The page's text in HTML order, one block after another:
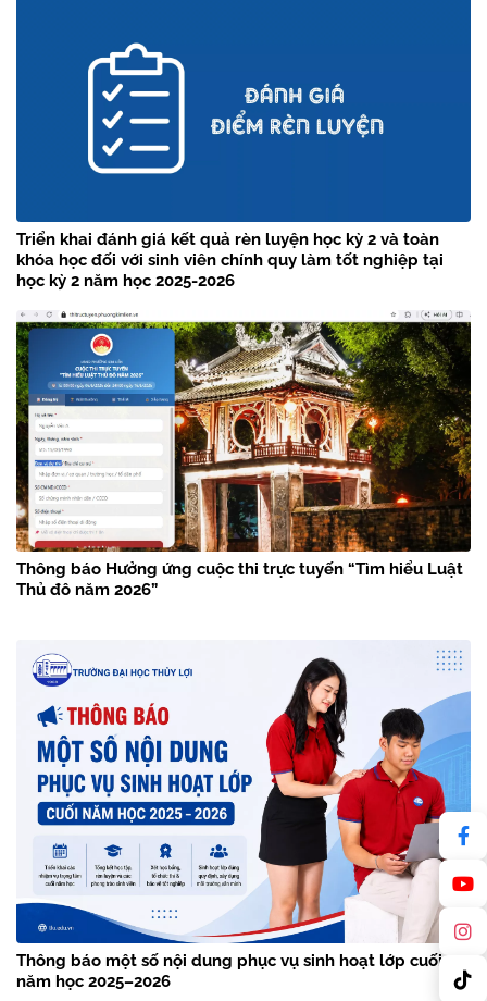
Triển khai đánh giá kết quả rèn luyện học kỳ 2 và toàn
khóa học đối với sinh viên chính quy làm tốt nghiệp tại
học kỳ 2 năm học 2025-2026
Thông báo Hưởng ứng cuộc thi trực tuyến “Tìm hiểu Luật
Thủ đô năm 2026”
Thông báo một số nội dung phục vụ sinh hoạt lớp cuối
năm học 2025–2026